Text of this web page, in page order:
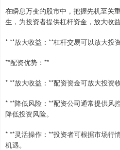
在瞬息万变的股市中，把握先机至关
生，为投资者提供杠杆资金，放大收
* **放大收益：**杠杆交易可以放大投
**配资优势：**
* **放大收益：**配资资金可放大投资
* **降低风险：**配资公司通常提供风
降低投资风险。
* **灵活操作：**投资者可根据市场行
机遇。